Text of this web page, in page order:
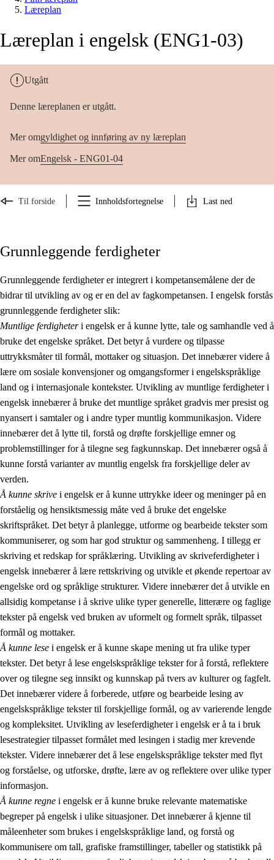
Læreplan
Læreplan i engelsk (ENG1-03)
Utgått
Denne læreplanen er utgått.
Mer omgyldighet og innføring av ny læreplan
Mer omEngelsk - ENG01-04
Til forside Innholdsfortegnelse Last ned
Grunnleggende ferdigheter
Grunnleggende ferdigheter er integrert i kompetansemålene der de
bidrar til utvikling av og er en del av fagkompetansen. I engelsk forstås
grunnleggende ferdigheter slik:
Muntlige ferdigheteri engelsk er å kunne lytte, tale og samhandle ved å
bruke det engelske språket. Det betyr å vurdere og tilpasse
uttrykksmåter til formål, mottaker og situasjon. Det innebærer videre å
lære om sosiale konvensjoner og omgangsformer i engelskspråklige
land og i internasjonale kontekster. Utvikling av muntlige ferdigheter i
engelsk innebærer å bruke det muntlige språket gradvis mer presist og
nyansert i samtaler og i andre typer muntlig kommunikasjon. Videre
innebærer det å lytte til, forstå og drøfte forskjellige emner og
problemstillinger for å tilegne seg fagkunnskap. Det innebærer også å
kunne forstå varianter av muntlig engelsk fra forskjellige deler av
verden.
Å kunne skrive i engelsk er å kunne uttrykke ideer og meninger på en
forståelig og hensiktsmessig måte ved å bruke det engelske
skriftspråket. Det betyr å planlegge, utforme og bearbeide tekster som
kommuniserer, og som har god struktur og sammenheng. I tillegg er
skriving et redskap for språklæring. Utvikling av skriveferdigheter i
engelsk innebærer å lære rettskriving og utvikle et økende repertoar av
engelske ord og språklige strukturer. Videre innebærer det å utvikle en
allsidig kompetanse i å skrive ulike typer generelle, litterære og faglige
tekster på engelsk ved bruken av uformelt og formelt språk, tilpasset
formål og mottaker.
Å kunne lese i engelsk er å kunne skape mening ut fra ulike typer
tekster. Det betyr å lese engelskspråklige tekster for å forstå, reflektere
over og tilegne seg innsikt og kunnskap på tvers av kulturer og fagfelt.
Det innebærer videre å forberede, utføre og bearbeide lesing av
engelskspråklige tekster til forskjellige formål, og av varierende lengde
og kompleksitet. Utvikling av leseferdigheter i engelsk er å ta i bruk
lesestrategier tilpasset formålet med lesingen i stadig mer krevende
tekster. Videre innebærer det å lese engelskspråklige tekster med flyt
og forståelse, og utforske, drøfte, lære av og reflektere over ulike typer
informasjon.
Å kunne regne i engelsk er å kunne bruke relevante matematiske
begreper på engelsk i ulike situasjoner. Det innebærer å kjenne til
måleenheter som brukes i engelskspråklige land, og forstå og
kommunisere om tall, grafiske framstillinger, tabeller og statistikk på